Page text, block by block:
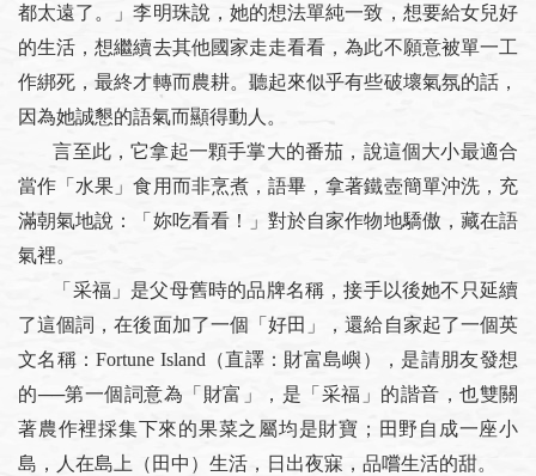
都太遠了。」李明珠說，她的想法單純一致，想要給女兒好
的生活，想繼續去其他國家走走看看，為此不願意被單一工
作綁死，最終才轉而農耕。聽起來似乎有些破壞氣氛的話，
因為她誠懇的語氣而顯得動人。
言至此，它拿起一顆手掌大的番茄，說這個大小最適合
當作「水果」食用而非烹煮，語畢，拿著鐵壺簡單沖洗，充
滿朝氣地說：「妳吃看看！」對於自家作物地驕傲，藏在語
氣裡。
「采福」是父母舊時的品牌名稱，接手以後她不只延續
了這個詞，在後面加了一個「好田」，還給自家起了一個英
文名稱：Fortune Island（直譯：財富島嶼），是請朋友發想
的──第一個詞意為「財富」，是「采福」的諧音，也雙關
著農作裡採集下來的果菜之屬均是財寶；田野自成一座小
島，人在島上（田中）生活，日出夜寐，品嚐生活的甜。